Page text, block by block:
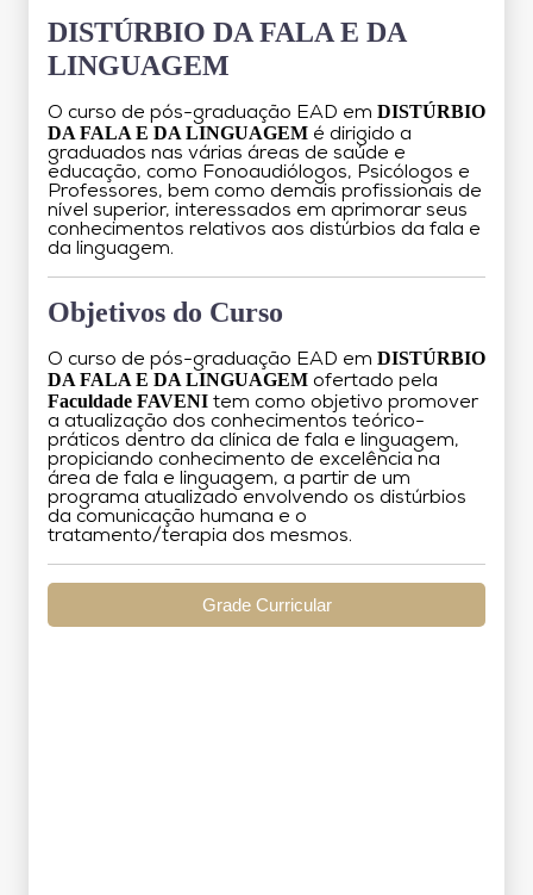
DISTÚRBIO DA FALA E DA
LINGUAGEM
O curso de pós-graduação EAD em DISTÚRBIO
DA FALA E DA LINGUAGEM é dirigido a
graduados nas várias áreas de saúde e
educação, como Fonoaudiólogos, Psicólogos e
Professores, bem como demais profissionais de
nível superior, interessados em aprimorar seus
conhecimentos relativos aos distúrbios da fala e
da linguagem.
Objetivos do Curso
O curso de pós-graduação EAD em DISTÚRBIO
DA FALA E DA LINGUAGEM ofertado pela
Faculdade FAVENI tem como objetivo promover
a atualização dos conhecimentos teórico-
práticos dentro da clínica de fala e linguagem,
propiciando conhecimento de excelência na
área de fala e linguagem, a partir de um
programa atualizado envolvendo os distúrbios
da comunicação humana e o
tratamento/terapia dos mesmos.
Grade Curricular